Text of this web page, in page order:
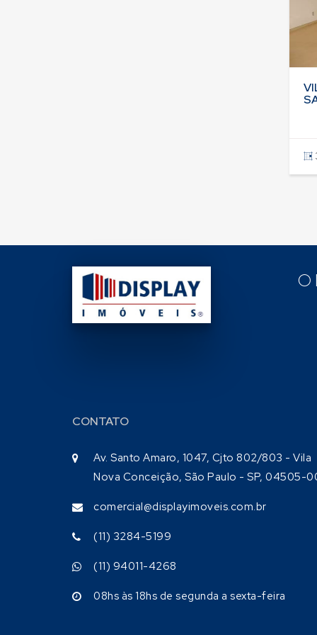
O
CONTATO
Av. Santo Amaro, 1047, Cjto 802/803 - Vila
Nova Conceição, São Paulo - SP, 04505-
comercial@displayimoveis.com.br
(11) 3284-5199
(11) 94011-4268
08hs às 18hs de segunda a sexta-feira